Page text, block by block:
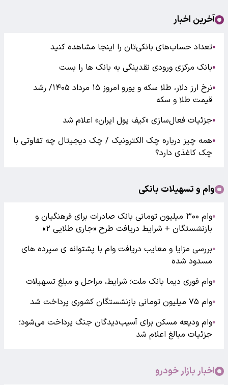
آخرین اخبار
●تعداد حساب‌های بانکی‌تان را اینجا مشاهده کنید
●بانک مرکزی ورودی نقدینگی به بانک ها را بست
●
نرخ ارز دلار، طلا سکه و یورو امروز ۱۵ مرداد ۱۴۰۵/ رشد
قیمت طلا و سکه
●جزئیات فعال‌سازی «کیف پول ایران» اعلام شد
●همه چیز درباره چک الکترونیک / چک دیجیتال چه تفاوتی با
چک کاغذی دارد؟
وام و تسهیلات بانکی
●
وام ۳۰۰ میلیون تومانی بانک صادرات برای فرهنگیان و
بازنشستگان + شرایط دریافت طرح «جاری طلایی ۲»
●بررسی مزایا و معایب دریافت وام با پشتوانه ی سپرده های
مسدود شده
●وام فوری دیما بانک ملت؛ شرایط، مراحل و مبلغ تسهیلات
●وام ۷۵ میلیون تومانی بازنشستگان کشوری پرداخت شد
●وام ودیعه مسکن برای آسیب‌دیدگان جنگ پرداخت می‌شود؛
جزئیات مبالغ اعلام شد
اخبار بازار خودرو